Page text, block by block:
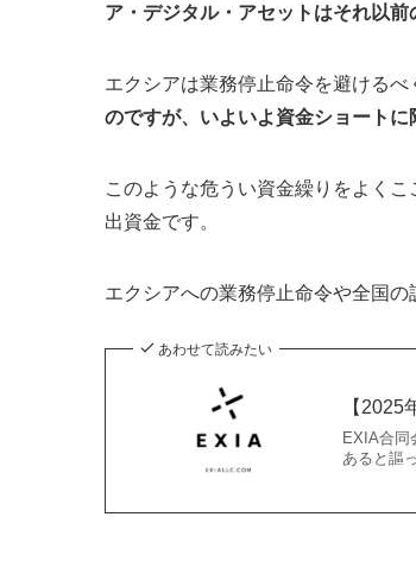
ア・デジタル・アセットはそれ以
エクシアは業務停止命令を避けるべ
のですが、いよいよ資金ショート
このような危うい資金繰りをよく
出資金です。
エクシアへの業務停止命令や全国の
あわせて読みたい
【
EXIA合同
あると謳